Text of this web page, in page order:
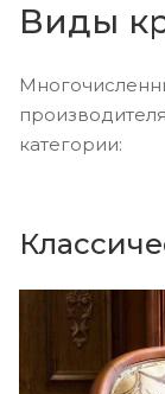
Виды
категории: